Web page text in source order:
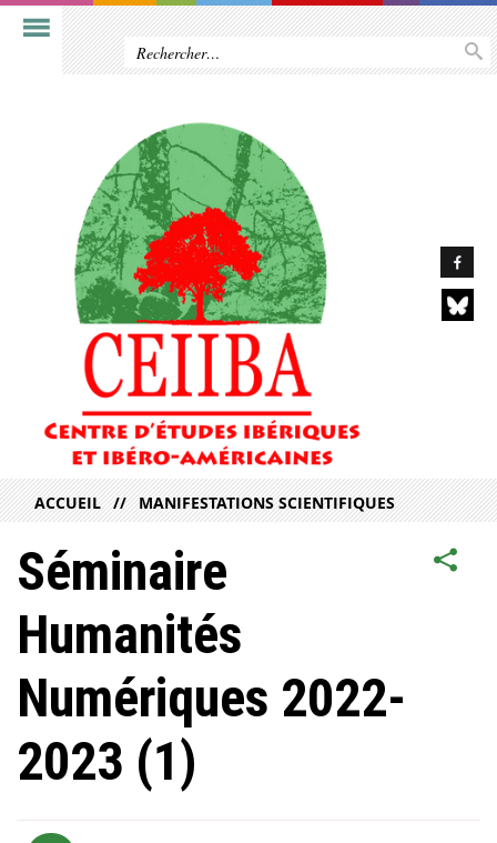
ACCUEIL MANIFESTATIONS SCIENTIFIQUES
Séminaire
Humanités
Numériques 2022-
2023 (1)